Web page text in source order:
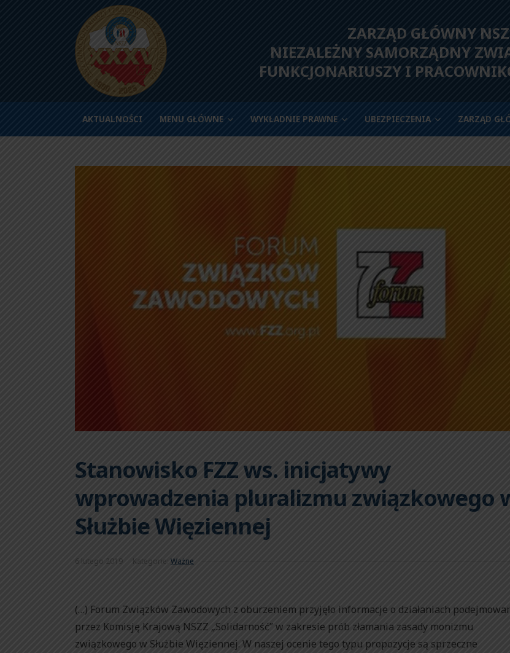
ZARZĄD GŁÓWNY
NIEZALEŻNY SAMORZĄDNY
FUNKCJONARIUSZY I
AKTUALNOŚCI MENU GŁÓWNE WYKŁADNIE PRAWNE UBEZPIECZENIA ZARZĄD
Stanowisko FZZ ws. inicjatywy
wprowadzenia pluralizmu związkowego
Służbie Więziennej
6 lutego 2019 Kategorie: Ważne
(…) Forum Związków Zawodowych z oburzeniem przyjęło informacje o działaniach
przez Komisję Krajową NSZZ „Solidarność” w zakresie prób złamania zasady monizmu
związkowego w Służbie Więziennej. W naszej ocenie tego typu propozycje są sprzeczne